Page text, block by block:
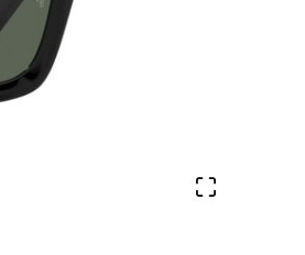
Veure en